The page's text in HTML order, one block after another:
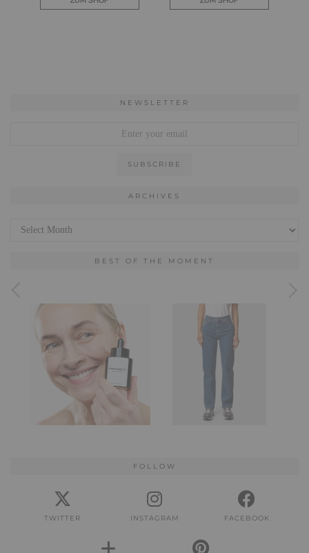
NEWSLETTER
ARCHIVES
BEST OF THE MOMENT
FOLLOW
TWITTER INSTAGRAM FACEBOOK